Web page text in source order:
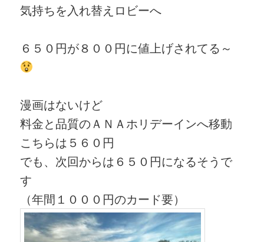
気持ちを入れ替えロビーへ
６５０円が８００円に値上げされてる～
漫画はないけど
料金と品質のＡＮＡホリデーインへ移動
こちらは５６０円
でも、次回からは６５０円になるそうで
す
（年間１０００円のカード要）